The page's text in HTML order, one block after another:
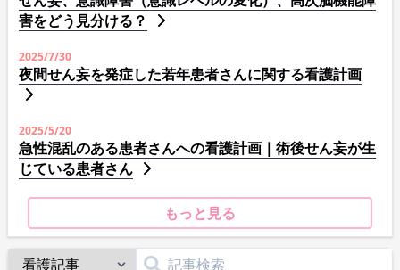
害をどう見分ける？
2025/7/30
夜間せん妄を発症した若年患者さんに関する看護計画
2025/5/20
急性混乱のある患者さんへの看護計画｜術後せん妄が生
じている患者さん
もっと見る